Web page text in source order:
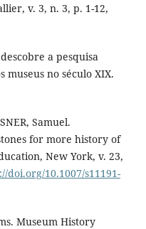
v. 3, n. 3, p. 1-12,
a pesquisa
museus no século XIX.
Samuel.
for more history of
New York, v. 23,
doi.org/10.1007/s11191-
Museum History